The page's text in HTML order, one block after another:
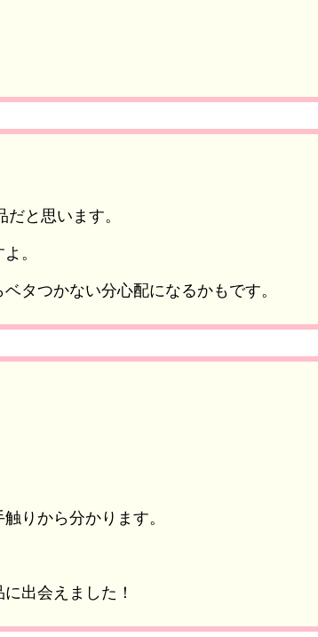
と思います。
。
タつかない分心配になるかもです。
りから分かります。
出会えました！